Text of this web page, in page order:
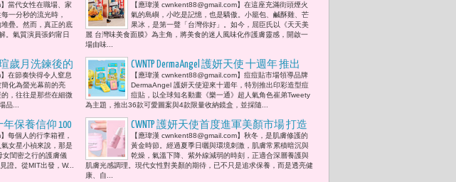
最高級的自由
求活成一道清
當代女性在職場、家
一分秒的流光時，
堆疊。然而，真正的底
。氣質演員張鈞甯日
膜》掀起話題新食尚 滷肉飯、鹹酥雞、
芒果冰、珍珠奶茶躍上臉龐 開啟台灣味
的保養革命
【應瑋漢 cwnkent88@gmail.com】在這座充滿街頭煙火
氣的島嶼，小吃是記憶，也是驕傲。小籠包、鹹酥雞、芒
果冰，是第一聲「台灣你好」。如今，屈臣氏以《天天美
麗 台灣味美食面膜》為主角，將美食的迷人風味化作護膚靈感，開啟一
場由味...
瑄歲月洗鍊後的
「母親咪太
2026 影歌雙棲
在節奏快得令人窒息
化為螢光幕前的亮
，往往是那些在細微
品...
CWNTP DermaAngel 護妍天使 十週年 推出
Tweety限量造型痘痘貼 引爆Z世代收藏熱
潮
【應瑋漢 cwnkent88@gmail.com】痘痘貼市場領導品牌
DermaAngel 護妍天使迎來十週年，特別推出印彩造型痘
痘貼，以全球知名動畫《樂一通》超人氣角色崔弟Tweety
為主題，推出36款可愛圖案與4款限量收納鏡盒，並採隨...
年保養信仰 100
要發光
每個人的行李箱裡，
女星小禎來說，那是
女閨密之行的護膚儀
證。從MIT出發，W...
CWNTP 護妍天使首度進軍美顏市場 打造
透亮紅潤新肌感
【應瑋漢 cwnkent88@gmail.com】秋冬，是肌膚修護的
黃金時節。經過夏季日曬與環境刺激，肌膚常累積暗沉與
乾燥，氣溫下降、紫外線減弱的時刻，正適合深層養護與
肌膚光感調理。現代女性對美顏的期待，已不只是追求保養，而是透亮健
康、自...